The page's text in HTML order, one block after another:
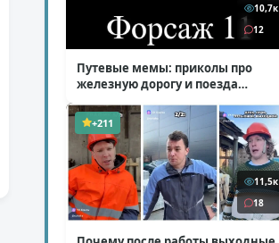
10,7к
12
Путевые мемы: приколы про
железную дорогу и поезда
+211
11,5к
18